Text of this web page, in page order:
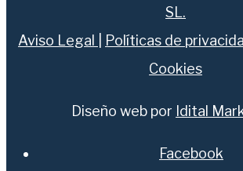
SL.
Aviso Legal
Políticas de
Cookies
Diseño web por Idital
Facebook